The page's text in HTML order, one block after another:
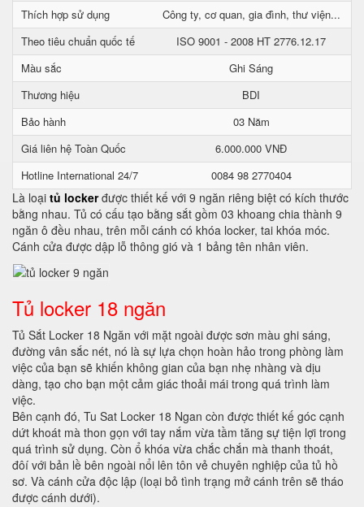
Thích hợp sử dụng
Công ty, cơ quan, gia đình, thư viện...
Theo tiêu chuẩn quốc tế
ISO 9001 - 2008 HT 2776.12.17
Màu sắc
Ghi Sáng
Thương hiệu
BDI
Bảo hành
03 Năm
Giá liên hệ Toàn Quốc
6.000.000 VNĐ
Hotline International 24/7
0084 98 2770404
Là loại tủ lockerđược thiết kế với 9 ngăn riêng biệt có kích thước
bằng nhau. Tủ có cấu tạo bằng sắt gồm 03 khoang chia thành 9
ngăn ô đều nhau, trên mỗi cánh có khóa locker, tai khóa móc.
Cánh cửa được dập lỗ thông gió và 1 bảng tên nhân viên.
Tủ locker 18 ngăn
Tủ Sắt Locker 18 Ngăn với mặt ngoài được sơn màu ghi sáng,
đường vân sắc nét, nó là sự lựa chọn hoàn hảo trong phòng làm
việc của bạn sẽ khiến không gian của bạn nhẹ nhàng và dịu
dàng, tạo cho bạn một cảm giác thoải mái trong quá trình làm
việc.
Bên cạnh đó, Tu Sat Locker 18 Ngan còn được thiết kế góc cạnh
dứt khoát mà thon gọn với tay nắm vừa tầm tăng sự tiện lợi trong
quá trình sử dụng. Còn ổ khóa vừa chắc chắn mà thanh thoát,
đôí với bản lề bên ngoài nổi lên tôn vẻ chuyên nghiệp của tủ hồ
sơ. Và cánh cửa độc lập (loại bỏ tình trạng mở cánh trên sẽ tháo
được cánh dưới).